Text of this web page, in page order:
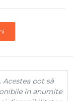
pot să
în anumite